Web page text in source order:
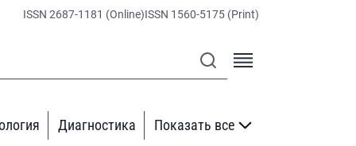
ISSN 2687-1181 (Online)ISSN 1560-5175 (Print)
Диагностика Показать все